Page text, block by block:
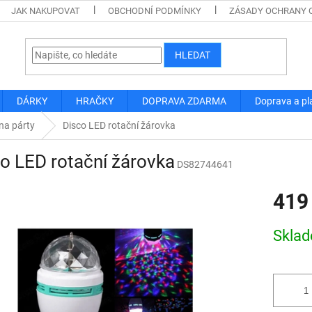
JAK NAKUPOVAT OBCHODNÍ PODMÍNKY ZÁSADY OCHRANY
HLEDAT
DÁRKY HRAČKY DOPRAVA ZDARMA Doprava a
párty Disco LED rotační žárovka
LED rotační žárovka DS82744641
cena: